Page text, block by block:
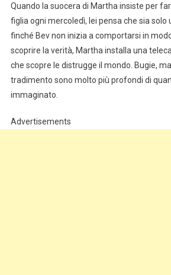
Quando la suocera di Martha insiste per
figlia ogni mercoledì, lei pensa che sia solo
finché Bev non inizia a comportarsi in
scoprire la verità, Martha installa una
che scopre le distrugge il mondo. Bugie,
tradimento sono molto più profondi di
immaginato.
Advertisements